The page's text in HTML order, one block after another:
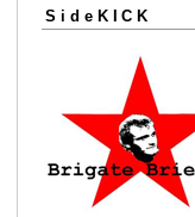
SideKICK